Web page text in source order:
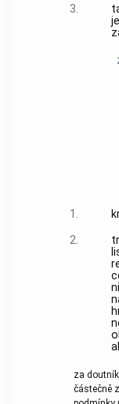
3.
1.
2.
za
částečně